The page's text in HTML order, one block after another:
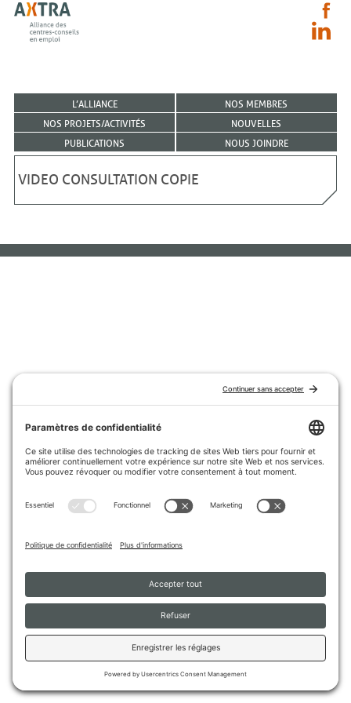
L’ALLIANCE
NOS MEMBRES
NOS PROJETS/ACTIVITÉS
NOUVELLES
PUBLICATIONS
NOUS JOINDRE
VIDEO CONSULTATION COPIE